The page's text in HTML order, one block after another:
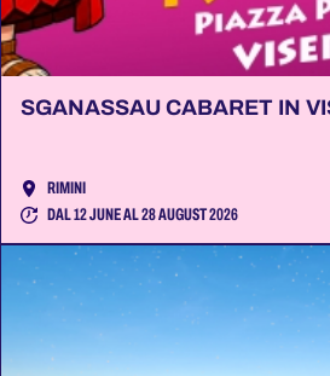
SGANASSAU CABARET IN
RIMINI
DAL 12 JUNE AL 28 AUGUST 2026